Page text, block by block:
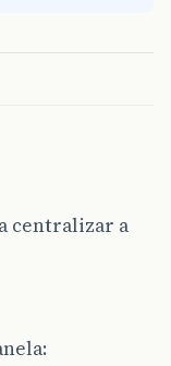
centralizar a